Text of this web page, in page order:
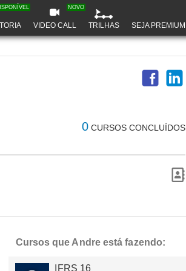
VIDEO CALL
NOVO
TRILHAS SEJA PREMIUM
0 CURSOS CONCLUÍDOS
Cursos que Andre está fazendo:
IFRS 16